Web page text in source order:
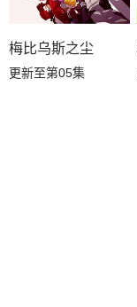
梅比乌斯之尘
更新至第05集